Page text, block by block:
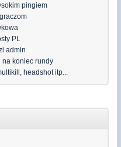
pingiem
PL
admin
na koniec rundy
headshot itp...